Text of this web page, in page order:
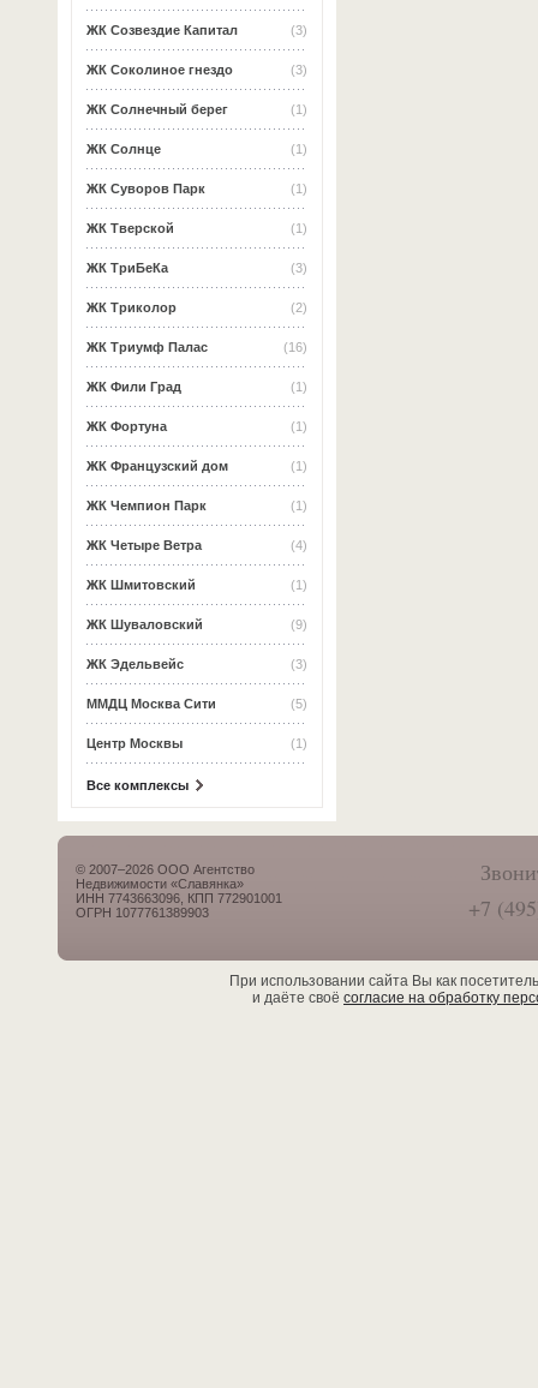
(3)
ЖК Созвездие Капитал
(3)
ЖК Соколиное гнездо
(1)
ЖК Солнечный берег
(1)
ЖК Солнце
(1)
ЖК Суворов Парк
(1)
ЖК Тверской
(3)
ЖК ТриБеКа
(2)
ЖК Триколор
(16)
ЖК Триумф Палас
(1)
ЖК Фили Град
(1)
ЖК Фортуна
(1)
ЖК Французский дом
(1)
ЖК Чемпион Парк
(4)
ЖК Четыре Ветра
(1)
ЖК Шмитовский
(9)
ЖК Шуваловский
(3)
ЖК Эдельвейс
(5)
ММДЦ Москва Сити
(1)
Центр Москвы
Все комплексы
© 2007–2026 ООО Агентство
Недвижимости «Славянка»
ИНН 7743663096, КПП 772901001
ОГРН 1077761389903
+7
При использовании сайта Вы как
и даёте своё согласие на обработку